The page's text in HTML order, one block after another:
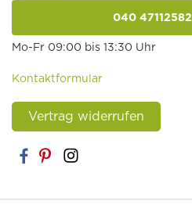
040 47112582
Mo-Fr 09:00 bis 13:30 Uhr
Kontaktformular
Vertrag widerrufen